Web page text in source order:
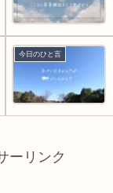
今日のひと言
ーリンク